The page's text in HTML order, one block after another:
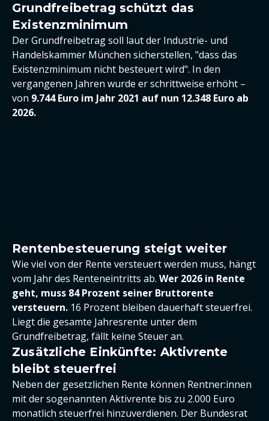
Grundfreibetrag schützt das
Existenzminimum
Der Grundfreibetrag soll laut der Industrie- und
Handelskammer München sicherstellen, "dass das
Existenzminimum nicht besteuert wird". In den
vergangenen Jahren wurde er schrittweise erhöht –
von 9.744 Euro im Jahr 2021 auf nun 12.348 Euro ab
2026.
Rentenbesteuerung steigt weiter
Wie viel von der Rente versteuert werden muss, hängt
vom Jahr des Renteneintritts ab. Wer 2026 in Rente
geht, muss 84 Prozent seiner Bruttorente
versteuern. 16 Prozent bleiben dauerhaft steuerfrei.
Liegt die gesamte Jahresrente unter dem
Grundfreibetrag, fällt keine Steuer an.
Zusätzliche Einkünfte: Aktivrente
bleibt steuerfrei
Neben der gesetzlichen Rente können Rentner:innen
mit der sogenannten Aktivrente bis zu 2.000 Euro
monatlich steuerfrei hinzuverdienen. Der Bundesrat